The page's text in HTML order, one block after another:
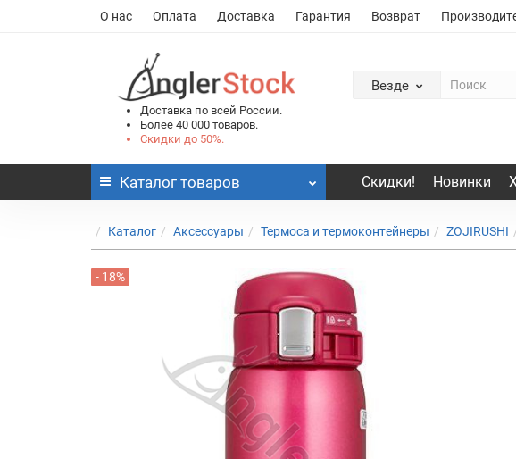
О нас Оплата Доставка Гарантия Возврат
Доставка по всей России.
Более 40 000 товаров.
Скидки до 50%.
Везде
Каталог товаров Скидки! Новинки
Каталог Аксессуары Термоса и термоконтейнеры ZOJIRUSHI
- 18%